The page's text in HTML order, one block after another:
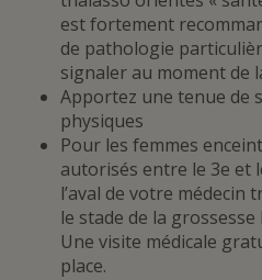
est fortement
de pathologie
signaler au moment de
Apportez une tenue de
physiques
Pour les femmes
autorisés entre le 3e et
l’aval de votre médecin
le stade de la
Une visite médicale
place.